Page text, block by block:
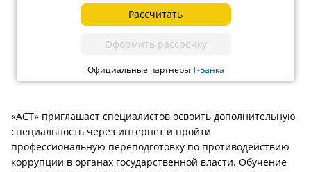
Рассчитать
Оформить рассрочку
Официальные партнерыТ-Банка
«АСТ» приглашает специалистов освоить дополнительную
специальность через интернет и пройти
профессиональную переподготовку по противодействию
коррупции в органах государственной власти. Обучение